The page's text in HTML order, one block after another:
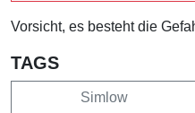
Vorsicht, es besteht die
TAGS
Simlow